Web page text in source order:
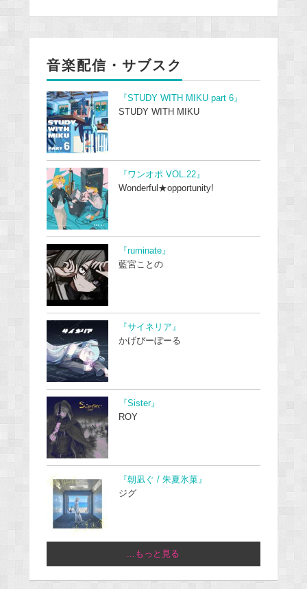
音楽配信・サブスク
『STUDY WITH MIKU part 6』
STUDY WITH MIKU
『ワンオポ VOL.22』
Wonderful★opportunity!
『ruminate』
藍宮ことの
『サイネリア』
かげぴーぼーる
『Sister』
ROY
『朝凪ぐ / 朱夏氷菓』
ジグ
...もっと見る